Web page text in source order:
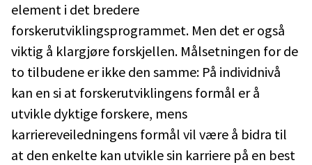
element i det bredere
forskerutviklingsprogrammet. Men det er også
viktig å klargjøre forskjellen. Målsetningen for de
to tilbudene er ikke den samme: På individnivå
kan en si at forskerutviklingens formål er å
utvikle dyktige forskere, mens
karriereveiledningens formål vil være å bidra til
at den enkelte kan utvikle sin karriere på en best